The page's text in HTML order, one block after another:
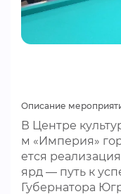
Описание
В Центре
м «Империя»
ется
ярд — путь к
Губернатора